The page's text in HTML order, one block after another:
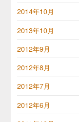
2014年10月
2013年10月
2012年9月
2012年8月
2012年7月
2012年6月